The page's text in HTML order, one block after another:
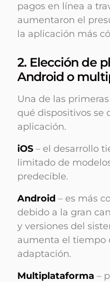
pagos en línea a
aumentaron el
la aplicación más
2. Elección de
Android o
Una de las
qué dispositivos se
aplicación.
iOS – el desarrollo
limitado de
predecible.
Android – es más
debido a la gran
y versiones del
aumenta el tiempo
adaptación.
Multiplataforma –